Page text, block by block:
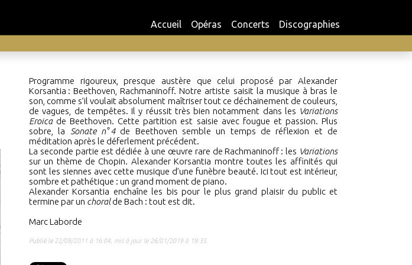
Accueil Opéras Concerts Discographies
Programme rigoureux, presque austère que celui proposé par Alexander
Korsantia : Beethoven, Rachmaninoff. Notre artiste saisit la musique à bras le
son, comme s’il voulait absolument maîtriser tout ce déchainement de couleurs,
de vagues, de tempêtes. Il y réussit très bien notamment dans les Variations
Eroicade Beethoven. Cette partition est saisie avec fougue et passion. Plus
sobre, la Sonate n° 4de Beethoven semble un temps de réflexion et de
méditation après le déferlement précédent.
La seconde partie est dédiée à une œuvre rare de Rachmaninoff : les Variations
sur un thème de Chopin. Alexander Korsantia montre toutes les affinités qui
sont les siennes avec cette musique d’une funèbre beauté. Ici tout est intérieur,
sombre et pathétique : un grand moment de piano.
Alexander Korsantia enchaîne les bis pour le plus grand plaisir du public et
termine par un choralde Bach : tout est dit.
Marc Laborde
Publié le 22/09/2011 à 16:04, mis à jour le 26/01/2019 à 19:35.